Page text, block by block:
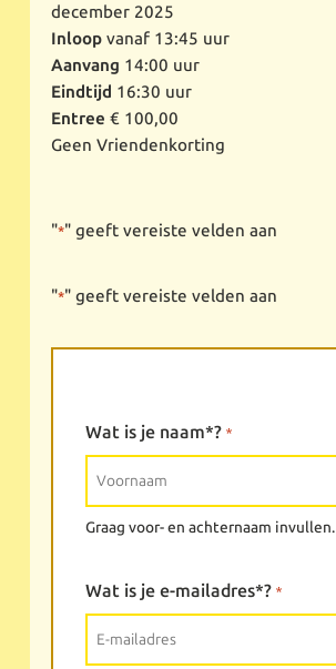
december 2025
Inloop vanaf 13:45 uur
Aanvang 14:00 uur
Eindtijd 16:30 uur
Entree € 100,00
Geen Vriendenkorting
"*" geeft vereiste velden aan
"*" geeft vereiste velden aan
Wat is je naam*? *
Graag voor- en achternaam invullen.
Wat is je e-mailadres*? *